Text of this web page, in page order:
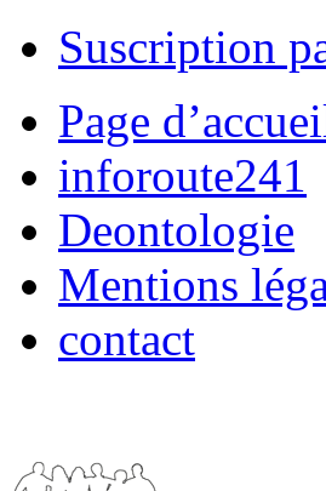
Suscription
Page
inforoute241
Deontologie
Mentions
contact